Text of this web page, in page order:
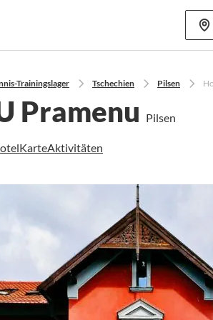
Mehr als
Trainingslager Tschechien Pilsen
Pramenu Pilsen
KarteAktivitäten